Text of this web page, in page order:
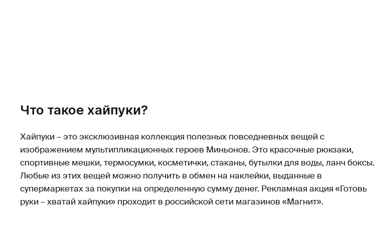
Что такое хайпуки?
Хайпуки – это эксклюзивная коллекция полезных повседневных вещей с
изображением мультипликационных героев Миньонов. Это красочные рюкзаки,
спортивные мешки, термосумки, косметички, стаканы, бутылки для воды, ланч боксы.
Любые из этих вещей можно получить в обмен на наклейки, выданные в
супермаркетах за покупки на определенную сумму денег. Рекламная акция «Готовь
руки – хватай хайпуки» проходит в российской сети магазинов «Магнит».